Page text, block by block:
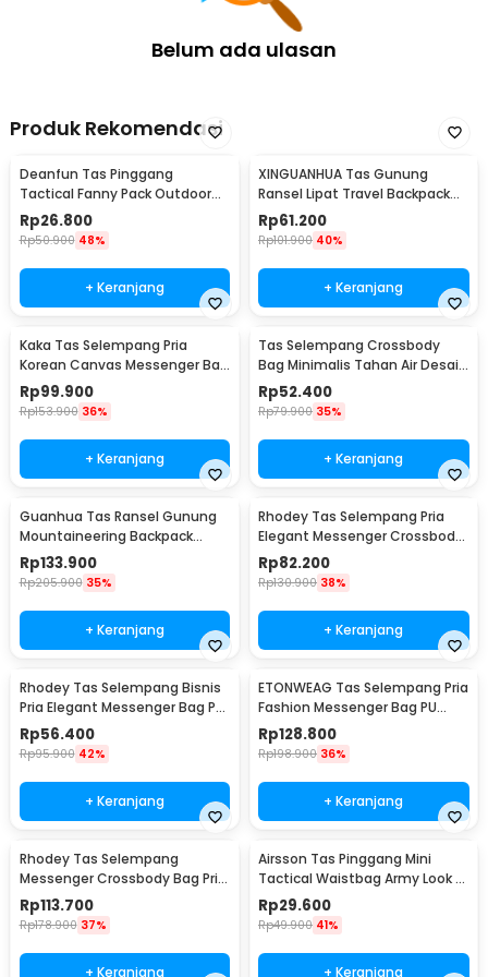
Kelengkapan Produk
1 x NITECORE Tas Tactical Bag Pouch Mini Waterproof MOLLE
500D Polyester - NPP30
Belum ada ulasan
Produk Rekomendasi
Deanfun Tas Pinggang
Tactical Fanny Pack Outdoor
Gear 12x5x17.5cm - ZSXD001
Rp26.800
Rp50.900 48%
+ Keranjang
XINGUANHUA Tas Gunung
Ransel Lipat Travel Backpack
Waterproof 17L - GC17
Rp61.200
Rp101.900 40%
+ Keranjang
Kaka Tas Selempang Pria
Korean Canvas Messenger Bag
- MY2642
Rp99.900
Rp153.900 36%
+ Keranjang
Tas Selempang Crossbody
Bag Minimalis Tahan Air Desain
Militer - 0702
Rp52.400
Rp79.900 35%
+ Keranjang
Guanhua Tas Ransel Gunung
Mountaineering Backpack
Outdoor 35 L - GC35
Rp133.900
Rp205.900 35%
+ Keranjang
Rhodey Tas Selempang Pria
Elegant Messenger Crossbody
Sling Bag - 6330
Rp82.200
Rp130.900 38%
+ Keranjang
Rhodey Tas Selempang Bisnis
Pria Elegant Messenger Bag PU
Leather - 9906
Rp56.400
Rp95.900 42%
+ Keranjang
ETONWEAG Tas Selempang Pria
Fashion Messenger Bag PU
Leather - 9918
Rp128.800
Rp198.900 36%
+ Keranjang
Rhodey Tas Selempang
Messenger Crossbody Bag Pria
- 8001
Rp113.700
Rp178.900 37%
+ Keranjang
Airsson Tas Pinggang Mini
Tactical Waistbag Army Look -
JSH1525
Rp29.600
Rp49.900 41%
+ Keranjang